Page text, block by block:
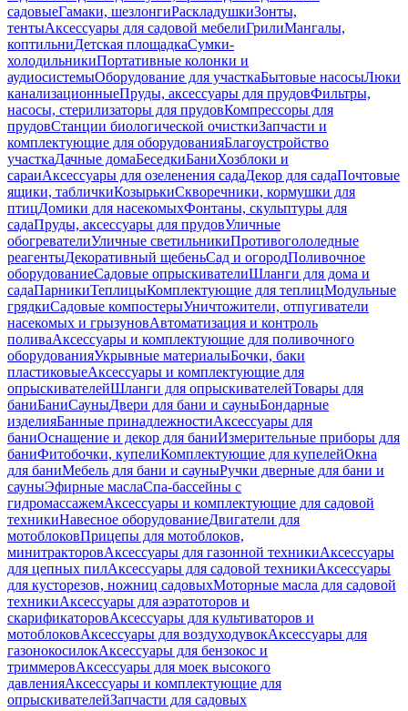
садовыеГамаки, шезлонгиРаскладушкиЗонты,
тентыАксессуары для садовой мебелиГрилиМангалы,
коптильниДетская площадкаСумки-
холодильникиПортативные колонки и
аудиосистемыОборудование для участкаБытовые насосыЛюки
канализационныеПруды, аксессуары для прудовФильтры,
насосы, стерилизаторы для прудовКомпрессоры для
прудовСтанции биологической очисткиЗапчасти и
комплектующие для оборудованияБлагоустройство
участкаДачные домаБеседкиБаниХозблоки и
сараиАксессуары для озеленения садаДекор для садаПочтовые
ящики, табличкиКозырькиСкворечники, кормушки для
птицДомики для насекомыхФонтаны, скульптуры для
садаПруды, аксессуары для прудовУличные
обогревателиУличные светильникиПротивогололедные
реагентыДекоративный щебеньСад и огородПоливочное
оборудованиеСадовые опрыскивателиШланги для дома и
садаПарникиТеплицыКомплектующие для теплицМодульные
грядкиСадовые компостерыУничтожители, отпугиватели
насекомых и грызуновАвтоматизация и контроль
поливаАксессуары и комплектующие для поливочного
оборудованияУкрывные материалыБочки, баки
пластиковыеАксессуары и комплектующие для
опрыскивателейШланги для опрыскивателейТовары для
баниБаниСауныДвери для бани и сауныБондарные
изделияБанные принадлежностиАксессуары для
баниОснащение и декор для баниИзмерительные приборы для
баниФитобочки, купелиКомплектующие для купелейОкна
для баниМебель для бани и сауныРучки дверные для бани и
сауныЭфирные маслаСпа-бассейны с
гидромассажемАксессуары и комплектующие для садовой
техникиНавесное оборудованиеДвигатели для
мотоблоковПрицепы для мотоблоков,
минитракторовАксессуары для газонной техникиАксессуары
для цепных пилАксессуары для садовой техникиАксессуары
для кусторезов, ножниц садовыхМоторные масла для садовой
техникиАксессуары для аэратоторов и
скарификаторовАксессуары для культиваторов и
мотоблоковАксессуары для воздуходувокАксессуары для
газонокосилокАксессуары для бензокос и
триммеровАксессуары для моек высокого
давленияАксессуары и комплектующие для
опрыскивателейЗапчасти для садовых